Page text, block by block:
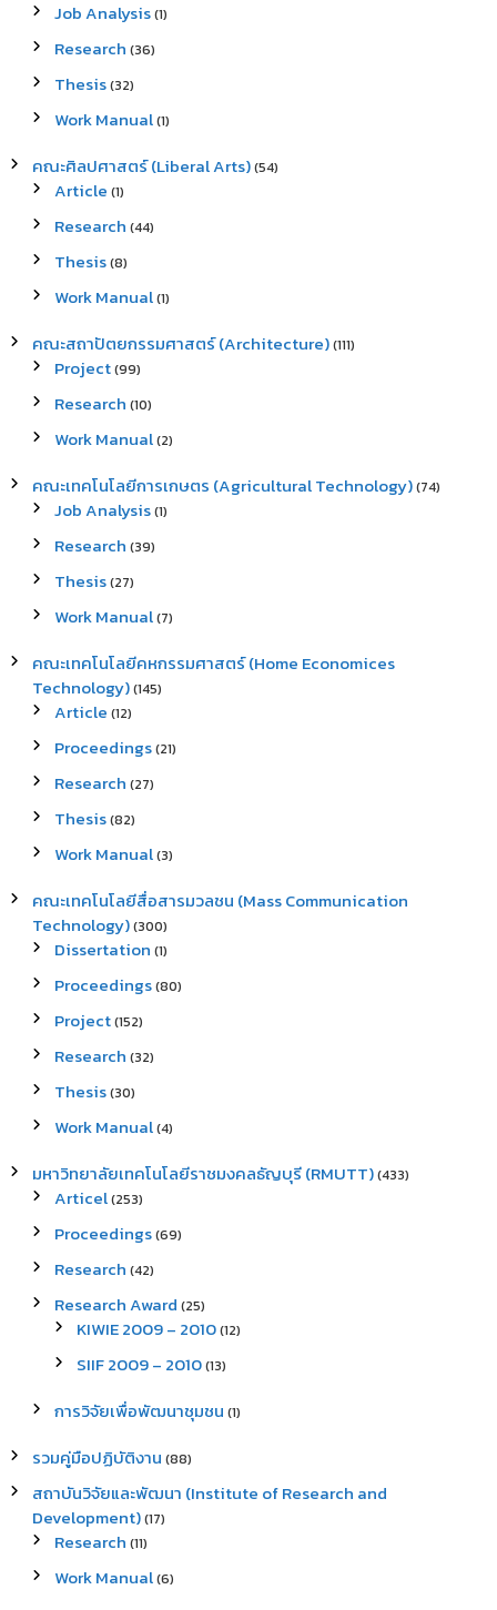
Job Analysis(1)
Research (36)
Thesis(32)
Work Manual(1)
คณะศิลปศาสตร์ (Liberal Arts)(54)
Article (1)
Research (44)
Thesis(8)
Work Manual(1)
คณะสถาปัตยกรรมศาสตร์ (Architecture)(111)
Project(99)
Research (10)
Work Manual(2)
คณะเทคโนโลยีการเกษตร (Agricultural Technology)(74)
Job Analysis(1)
Research (39)
Thesis(27)
Work Manual(7)
คณะเทคโนโลยีคหกรรมศาสตร์ (Home Economices
Technology)(145)
Article (12)
Proceedings(21)
Research (27)
Thesis(82)
Work Manual(3)
คณะเทคโนโลยีสื่อสารมวลชน (Mass Communication
Technology)(300)
Dissertation (1)
Proceedings(80)
Project(152)
Research (32)
Thesis(30)
Work Manual(4)
มหาวิทยาลัยเทคโนโลยีราชมงคลธัญบุรี (RMUTT)(433)
Articel(253)
Proceedings(69)
Research (42)
Research Award (25)
KIWIE 2009 – 2010(12)
SIIF 2009 – 2010(13)
การวิจัยเพื่อพัฒนาชุมชน (1)
รวมคู่มือปฏิบัติงาน (88)
สถาบันวิจัยและพัฒนา (Institute of Research and
Development)(17)
Research (11)
Work Manual(6)